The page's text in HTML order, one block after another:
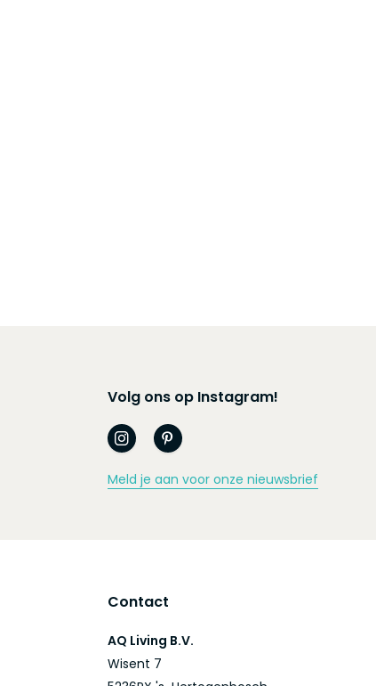
Volg ons op Instagram!
Meld je aan voor onze nieuwsbrief
Contact
AQ Living B.V.
Wisent 7